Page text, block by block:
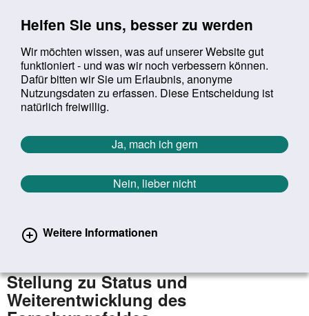
Helfen Sie uns, besser zu werden
Wir möchten wissen, was auf unserer Website gut
funktioniert - und was wir noch verbessern können.
Dafür bitten wir Sie um Erlaubnis, anonyme
Nutzungsdaten zu erfassen. Diese Entscheidung ist
natürlich freiwillig.
Ja, mach ich gern
Nein, lieber nicht
Weitere Informationen
Suchbegriff:
Sie befinden sich hier:
Startseite Aktuelles Aktuelle Meldungen
Aktuelle Meldungen
Zurück zur Übersicht erster
vorheriger
618/1627
Geschlechterforschung breiter
Stellung zu Status und
Weiterentwicklung des